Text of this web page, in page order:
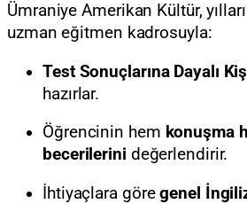
Ümraniye Amerikan Kültür,
uzman eğitmen kadrosuyla:
Test Sonuçlarına Dayalı
hazırlar.
Öğrencinin hem konuşma
becerilerini değerlendirir.
İhtiyaçlara göregenel